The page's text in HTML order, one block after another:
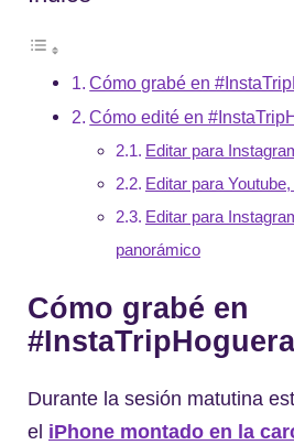
Cómo grabé en
Cómo edité en
Editar para
Editar para
Editar para
panorámico
Cómo grabé en
Durante la sesión matutina
el iPhone montado en la